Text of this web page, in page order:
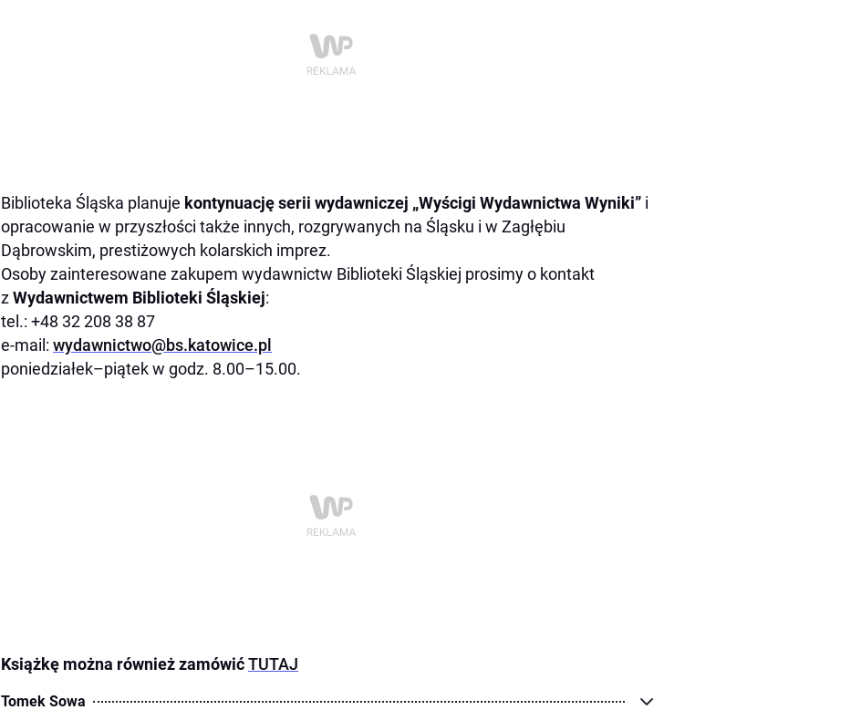
Biblioteka Śląska planuje kontynuację serii wydawniczej „Wyścigi Wydawnictwa Wyniki” i
opracowanie w przyszłości także innych, rozgrywanych na Śląsku i w Zagłębiu
Dąbrowskim, prestiżowych kolarskich imprez.
Osoby zainteresowane zakupem wydawnictw Biblioteki Śląskiej prosimy o kontakt
zWydawnictwem Biblioteki Śląskiej:
tel.: +48 32 208 38 87
e-mail: wydawnictwo@bs.katowice.pl
poniedziałek–piątek w godz. 8.00–15.00.
Książkę można również zamówićTUTAJ
Tomek Sowa